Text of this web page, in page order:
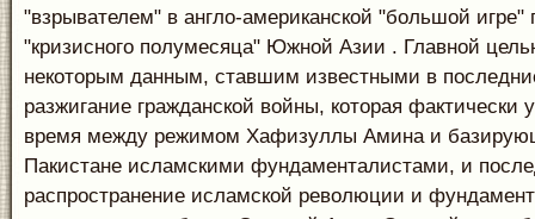
"взрывателем" в англо-американской "большой игре"
"кризисного полумесяца" Южной Азии . Главной
некоторым данным, ставшим известными в
разжигание гражданской войны, которая фактически
время между режимом Хафизуллы Амина и
Пакистане исламскими фундаменталистами, и
распространение исламской революции и